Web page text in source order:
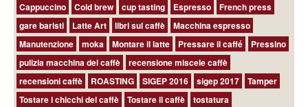
Cappuccino
Cold brew cup tasting Espresso
French press
gare baristi
Latte Art libri sul caffè
Macchina espresso
Manutenzione
moka Montare il latte Pressare il caffé
Pressino
pulizia macchina del caffè
recensione miscele caffè
recensioni caffè
ROASTING SIGEP 2016 sigep 2017
Tamper
Tostare i chicchi del caffè
Tostare il caffè
tostatura